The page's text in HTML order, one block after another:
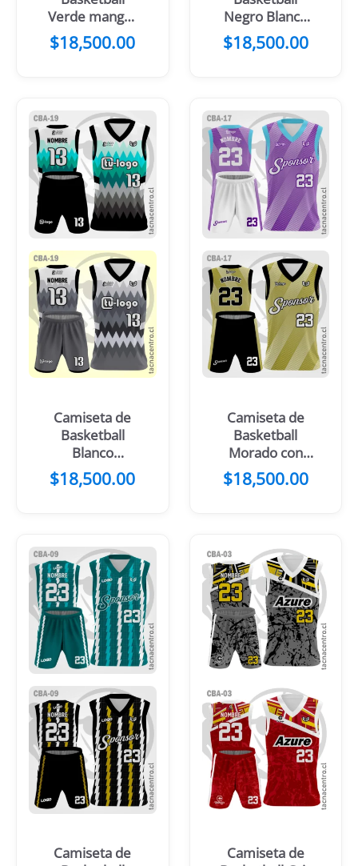
Verde mangas
Blancas
$18,500.00
Negro Blanco
mangas
Amarillas
$18,500.00
Camiseta de
Basketball
Blanco
Turquesa
Negro
$18,500.00
Camiseta de
Basketball
Morado con
mangas
celestes
$18,500.00
Camiseta de
Camiseta de